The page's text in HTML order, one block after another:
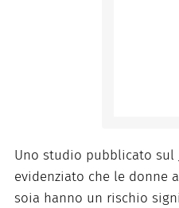
Uno studio pubblicato sul
evidenziato che le donne
soia hanno un rischio